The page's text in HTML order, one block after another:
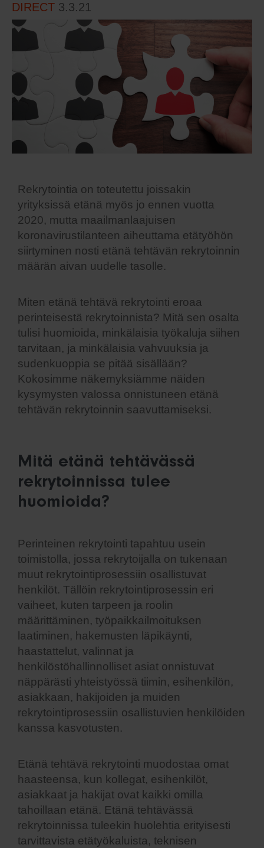
DIRECT 3.3.21
Rekrytointia on toteutettu joissakin
yrityksissä etänä myös jo ennen vuotta
2020, mutta maailmanlaajuisen
koronavirustilanteen aiheuttama etätyöhön
siirtyminen nosti etänä tehtävän rekrytoinnin
määrän aivan uudelle tasolle.
Miten etänä tehtävä rekrytointi eroaa
perinteisestä rekrytoinnista? Mitä sen osalta
tulisi huomioida, minkälaisia työkaluja siihen
tarvitaan, ja minkälaisia vahvuuksia ja
sudenkuoppia se pitää sisällään?
Kokosimme näkemyksiämme näiden
kysymysten valossa onnistuneen etänä
tehtävän rekrytoinnin saavuttamiseksi.
Mitä etänä tehtävässä
rekrytoinnissa tulee
huomioida?
Perinteinen rekrytointi tapahtuu usein
toimistolla, jossa rekrytoijalla on tukenaan
muut rekrytointiprosessiin osallistuvat
henkilöt. Tällöin rekrytointiprosessin eri
vaiheet, kuten tarpeen ja roolin
määrittäminen, työpaikkailmoituksen
laatiminen, hakemusten läpikäynti,
haastattelut, valinnat ja
henkilöstöhallinnolliset asiat onnistuvat
näppärästi yhteistyössä tiimin, esihenkilön,
asiakkaan, hakijoiden ja muiden
rekrytointiprosessiin osallistuvien henkilöiden
kanssa kasvotusten.
Etänä tehtävä rekrytointi muodostaa omat
haasteensa, kun kollegat, esihenkilöt,
asiakkaat ja hakijat ovat kaikki omilla
tahoillaan etänä. Etänä tehtävässä
rekrytoinnissa tuleekin huolehtia erityisesti
tarvittavista etätyökaluista, teknisen